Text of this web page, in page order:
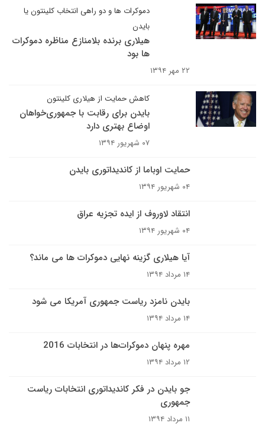
دموکرات ها و دو راهی انتخاب کلینتون یا
بایدن
هیلاری برنده بلامنازع مناظره دموکرات
ها بود
۲۲ مهر ۱۳۹۴
کاهش حمایت از هیلاری کلینتون
بایدن برای رقابت با جمهوری‌خواهان
اوضاع بهتری دارد
۰۷ شهریور ۱۳۹۴
حمایت اوباما از کاندیداتوری بایدن
۰۴ شهریور ۱۳۹۴
انتقاد لاوروف از ایده تجزیه عراق
۰۴ شهریور ۱۳۹۴
آیا هیلاری گزینه نهایی دموکرات ها می ماند؟
۱۴ مرداد ۱۳۹۴
بایدن نامزد ریاست جمهوری آمریکا می شود
۱۴ مرداد ۱۳۹۴
مهره پنهان دموکرات‌ها در انتخابات 2016
۱۲ مرداد ۱۳۹۴
جو بایدن در فکر کاندیداتوری انتخابات ریاست
جمهوری
۱۱ مرداد ۱۳۹۴